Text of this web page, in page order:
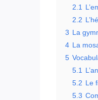
2.1
2.2
3 La
4 La
5
5.1
5.2 Le
5.3